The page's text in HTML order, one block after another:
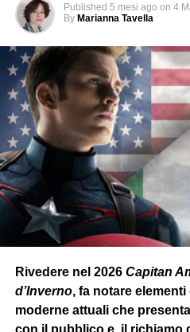
Published 5 mesi ago on 4
By Marianna Tavella
Rivedere nel 2026 Capitan
d’Inverno, fa notare
moderne attuali che
con il pubblico e il richiamo